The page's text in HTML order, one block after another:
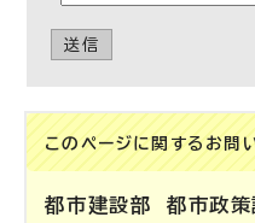
送信
このページに関する お問
都市建設部都市政策